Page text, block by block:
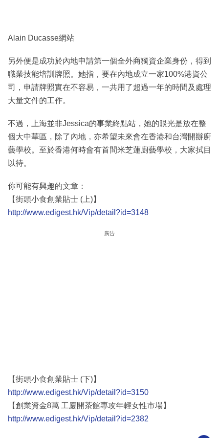
Alain Ducasse網站
另外便是成功於內地申請第一個全外商獨資企業身份，得到
職業技能培訓牌照。她指，要在內地成立一家100%港資公
司，申請牌照實在不容易，一共用了超過一年的時間及處理
大量文件的工作。
不過，上海並非Jessica的事業終點站，她的眼光是放在整
個大中華區，除了內地，亦希望未來會在香港和台灣開辦廚
藝學校。至於香港何時會有首間米芝蓮廚藝學校，大家拭目
以待。
你可能有興趣的文章：
【街頭小食創業貼士 (上)】
http://www.edigest.hk/Vip/detail?id=3148
廣告
【街頭小食創業貼士 (下)】
http://www.edigest.hk/Vip/detail?id=3150
【創業資金8萬 工廈開茶館專攻年輕女性市場】
http://www.edigest.hk/Vip/detail?id=2382